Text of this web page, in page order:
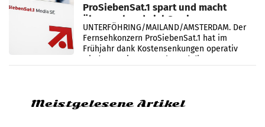
ProSiebenSat.1 spart und macht
überraschend viel Gewinn
UNTERFÖHRING/MAILAND/AMSTERDAM. Der
Fernsehkonzern ProSiebenSat.1 hat im
Frühjahr dank Kostensenkungen operativ
wieder Gewinn gemacht und die
Meistgelesene Artikel